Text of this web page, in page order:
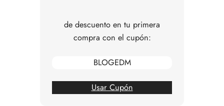
Preguntas frecuentes
de descuento en tu primera
compra con el cupón:
BLOGEDM
Usar Cupón